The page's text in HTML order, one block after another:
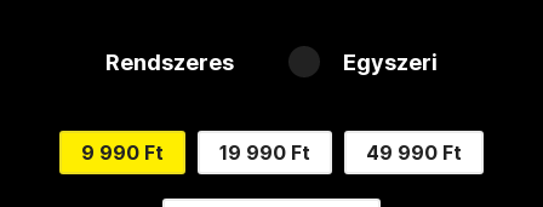
Rendszeres Egyszeri
9 990 Ft 19 990 Ft 49 990 Ft